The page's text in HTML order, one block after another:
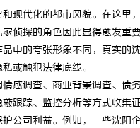
现代化的都市风貌。在这
侦探的角色因此显得愈发
中的夸张形象不同，真实
或触犯法律底线。
感调查、商业背景调查、
跟踪、监控分析等方式收
公司利益。例如，一些沈